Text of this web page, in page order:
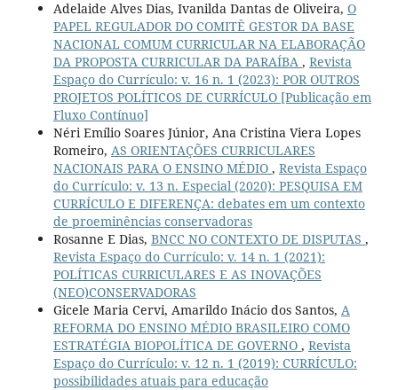
Adelaide Alves Dias, Ivanilda Dantas de Oliveira, O
PAPEL REGULADOR DO COMITÊ GESTOR DA BASE
NACIONAL COMUM CURRICULAR NA ELABORAÇÃO
DA PROPOSTA CURRICULAR DA PARAÍBA , Revista
Espaço do Currículo: v. 16 n. 1 (2023): POR OUTROS
PROJETOS POLÍTICOS DE CURRÍCULO [Publicação em
Fluxo Contínuo]
Néri Emílio Soares Júnior, Ana Cristina Viera Lopes
Romeiro, AS ORIENTAÇÕES CURRICULARES
NACIONAIS PARA O ENSINO MÉDIO , Revista Espaço
do Currículo: v. 13 n. Especial (2020): PESQUISA EM
CURRÍCULO E DIFERENÇA: debates em um contexto
de proeminências conservadoras
Rosanne E Dias, BNCC NO CONTEXTO DE DISPUTAS ,
Revista Espaço do Currículo: v. 14 n. 1 (2021):
POLÍTICAS CURRICULARES E AS INOVAÇÕES
(NEO)CONSERVADORAS
Gicele Maria Cervi, Amarildo Inácio dos Santos, A
REFORMA DO ENSINO MÉDIO BRASILEIRO COMO
ESTRATÉGIA BIOPOLÍTICA DE GOVERNO , Revista
Espaço do Currículo: v. 12 n. 1 (2019): CURRÍCULO:
possibilidades atuais para educação